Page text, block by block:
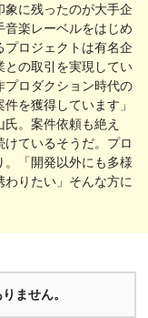
象に残ったのが大手企
楽レーベルをはじめ
プロジェクトは有名企
との取引を実現してい
プロダクション時代の
を獲得しています」
。案件依頼も絶え
ているそうだ。プロ
「開発以外にも多様
りたい」そんな方に
ません。